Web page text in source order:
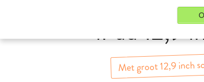
iPad 12,9
Met groot 12,9 inch